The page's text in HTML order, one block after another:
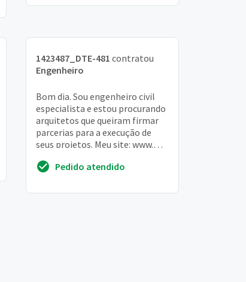
1423487_DTE-481 contratou
Engenheiro
Bom dia. Sou engenheiro civil
especialista e estou procurando
arquitetos que queiram firmar
parcerias para a execução de
seus projetos. Meu site: www.
Pedido atendido